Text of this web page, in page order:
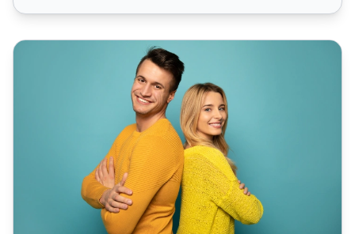
Cómo tener éxito en el marketing de afiliados (Guía)